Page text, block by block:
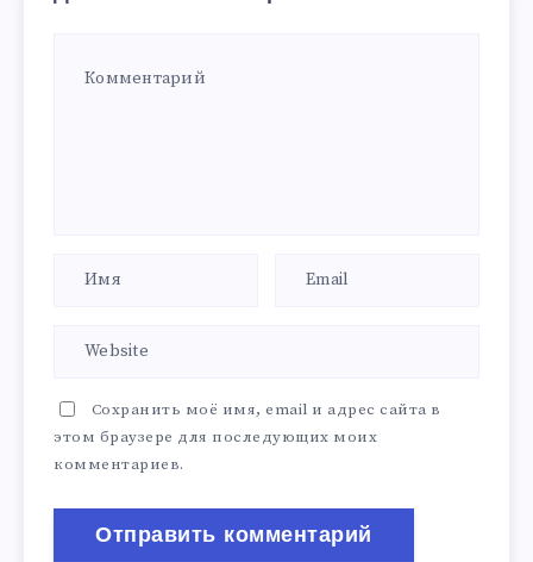
Сохранить моё имя, email и адрес сайта в
этом браузере для последующих моих
комментариев.